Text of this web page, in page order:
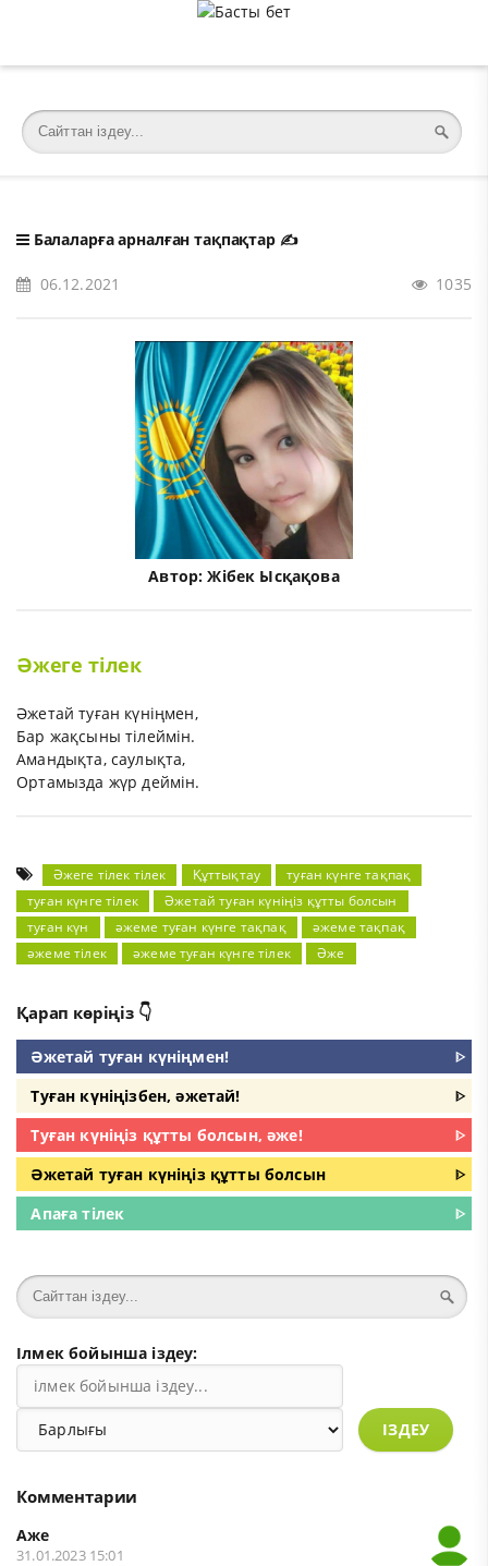
Балаларға арналған тақпақтар✍️
06.12.2021 1035
Автор:Жібек Ысқақова
Әжеге тілек
Әжетай туған күніңмен,
Бар жақсыны тілеймін.
Амандықта, саулықта,
Ортамызда жүр деймін.
Әжеге тілек тілек Құттықтау
туған күнге тақпақ
туған күнге тілек
Әжетай туған күніңіз құтты болсын
туған күн
әжеме туған күнге тақпақ
әжеме тақпақ
әжеме тілек
әжеме туған күнге тілек Әже
Қарап көріңіз 👇
Әжетай туған күніңмен!
ᐈ
Туған күніңізбен, әжетай!
ᐈ
Туған күніңіз құтты болсын, әже!
ᐈ
Әжетай туған күніңіз құтты болсын
ᐈ
Апаға тілек
ᐈ
Ілмек бойынша іздеу:
ІЗДЕУ
Комментарии
Аже
31.01.2023 15:01